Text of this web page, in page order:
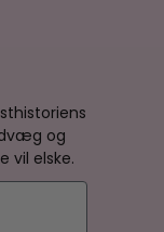
og
vil elske.